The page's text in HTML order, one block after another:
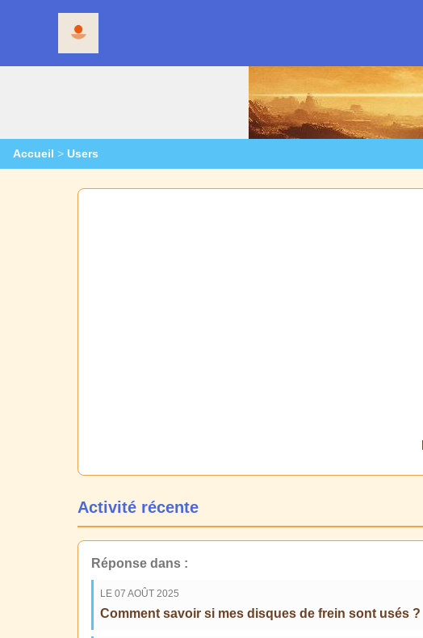
Accueil > Users
Activité récente
Réponse dans :
LE 07 AOÛT 2025
Comment savoir si mes disques de frein sont usés ?